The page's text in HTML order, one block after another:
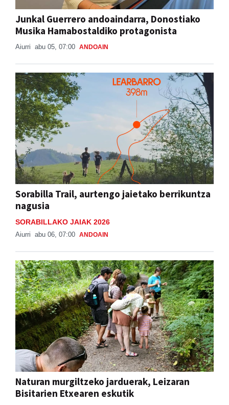
Junkal Guerrero andoaindarra, Donostiako
Musika Hamabostaldiko protagonista
Aiurri abu 05, 07:00 ANDOAIN
Sorabilla Trail, aurtengo jaietako berrikuntza
nagusia
SORABILLAKO JAIAK 2026
Aiurri abu 06, 07:00 ANDOAIN
Naturan murgiltzeko jarduerak, Leizaran
Bisitarien Etxearen eskutik